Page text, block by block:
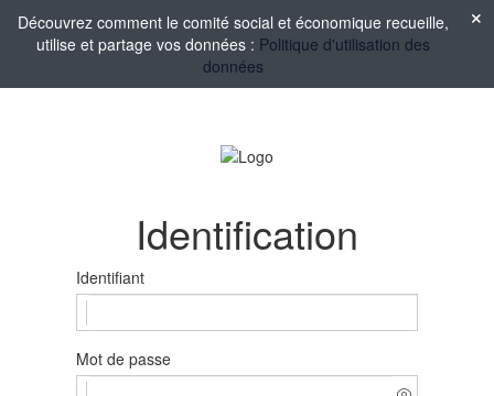
Découvrez comment le comité social et économique recueille,
utilise et partage vos données : Politique d'utilisation des
données
Identification
Identifiant
Mot de passe